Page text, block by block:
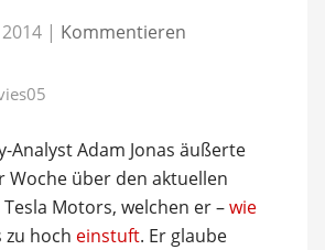
| Kommentieren
Analyst Adam Jonas äußerte
Woche über den aktuellen
Motors, welchen er –wie
zu hoch einstuft. Er glaube